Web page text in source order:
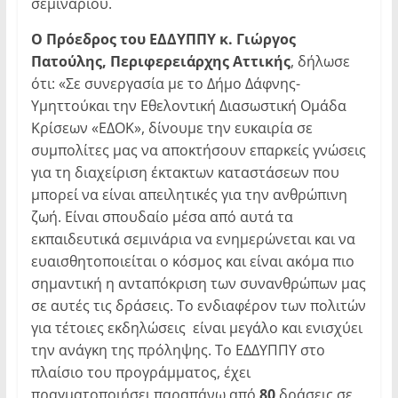
Ο Πρόεδρος του ΕΔΔΥΠΠΥ κ. Γιώργος
Πατούλης, Περιφερειάρχης Αττικής, δήλωσε
ότι: «Σε συνεργασία με το Δήμο Δάφνης-
Υμηττούκαι την Εθελοντική Διασωστική Ομάδα
Κρίσεων «ΕΔΟΚ», δίνουμε την ευκαιρία σε
συμπολίτες μας να αποκτήσουν επαρκείς γνώσεις
για τη διαχείριση έκτακτων καταστάσεων που
μπορεί να είναι απειλητικές για την ανθρώπινη
ζωή. Είναι σπουδαίο μέσα από αυτά τα
εκπαιδευτικά σεμινάρια να ενημερώνεται και να
ευαισθητοποιείται ο κόσμος και είναι ακόμα πιο
σημαντική η ανταπόκριση των συνανθρώπων μας
σε αυτές τις δράσεις. Το ενδιαφέρον των πολιτών
για τέτοιες εκδηλώσεις είναι μεγάλο και ενισχύει
την ανάγκη της πρόληψης. Το ΕΔΔΥΠΠΥ στο
πλαίσιο του προγράμματος, έχει